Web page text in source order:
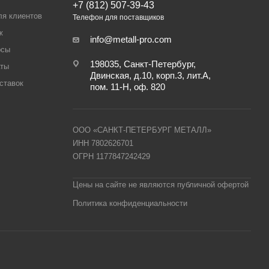
клиентов
+7 (812) 507-39-43
Телефон для поставщиков
info@metall-pro.com
198035, Санкт-Петербург,
Двинская, д.10, корп.3, лит.А,
пом. 11-Н, оф. 820
ООО «САНКТ-ПЕТЕРБУРГ МЕТАЛЛ»
ИНН 7802626701
ОГРН 1177847242429
Цены на сайте не являются публичной офертой
Политика конфиденциальности